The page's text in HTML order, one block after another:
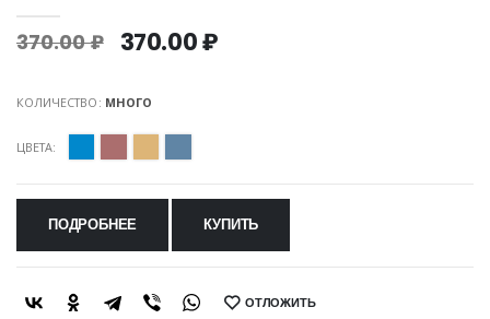
370.00 ₽ 370.00 ₽
КОЛИЧЕСТВО: МНОГО
ЦВЕТА:
ПОДРОБНЕЕ КУПИТЬ
SHARE: ОТЛОЖИТЬ